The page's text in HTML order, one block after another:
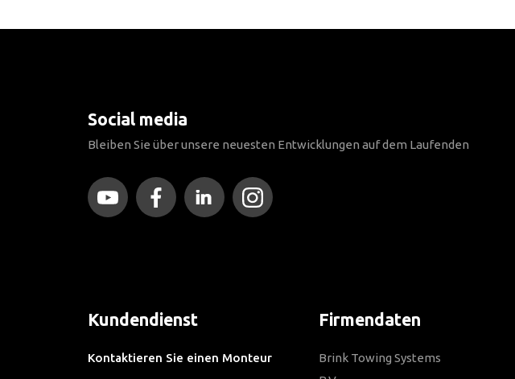
Social media
Bleiben Sie über unsere neuesten Entwicklungen auf dem Laufenden
Kundendienst
Kontaktieren Sie einen Monteur
Firmendaten
Brink Towing Systems